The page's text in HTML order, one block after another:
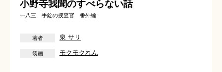
小野寺我聞のすべらない話
一八三 手錠の捜査官 番外編
泉 サリ
モクモクれん